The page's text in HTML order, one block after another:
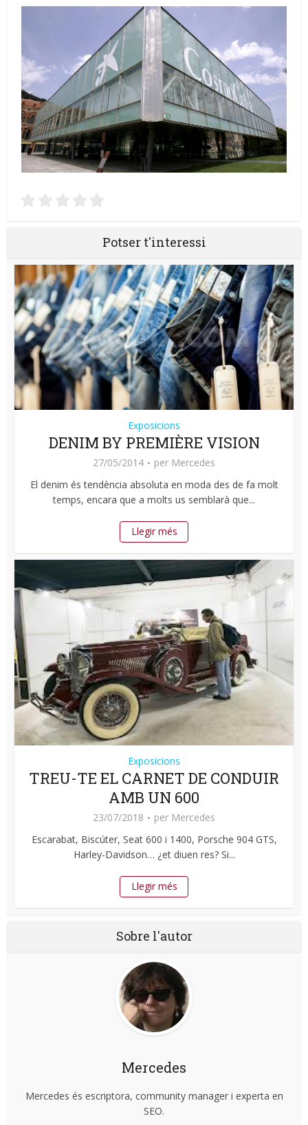
Potser t'interessi
Exposicions
DENIM BY PREMIÈRE VISION
27/05/2014 per Mercedes
El denim és tendència absoluta en moda des de fa molt
temps, encara que a molts us semblarà que...
Llegir més
Exposicions
TREU-TE EL CARNET DE CONDUIR
AMB UN 600
23/07/2018 per Mercedes
Escarabat, Biscúter, Seat 600 i 1400, Porsche 904 GTS,
Harley-Davidson… ¿et diuen res? Si...
Llegir més
Sobre l'autor
Mercedes
Mercedes és escriptora, community manager i experta en
SEO.